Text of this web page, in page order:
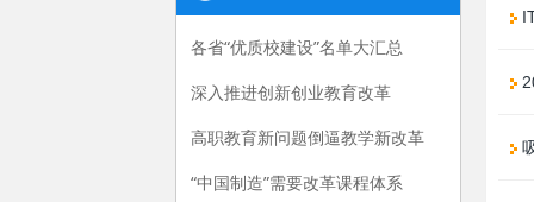
各省“优质校建设”名单大汇总
深入推进创新创业教育改革
高职教育新问题倒逼教学新改革
“中国制造”需要改革课程体系